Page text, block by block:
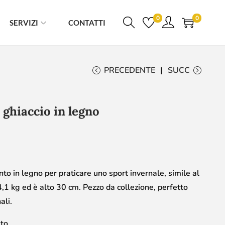
SERVIZI CONTATTI 0 0
PRECEDENTE SUCC
in legno
in legno per praticare uno sport invernale, simile al
kg ed è alto 30 cm. Pezzo da collezione, perfetto